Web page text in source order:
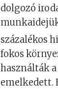
dolgozó
százalékos
fokos
használták
emelkedett.